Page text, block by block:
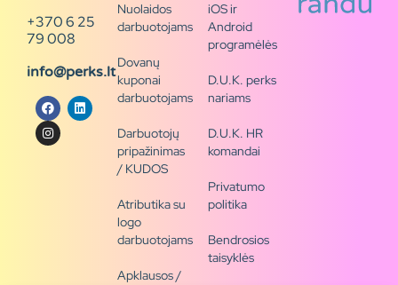
+370 6 25
79 008
info@perks.lt
Nuolaidos
darbuotojams
Dovanų
kuponai
darbuotojams
Darbuotojų
pripažinimas
/ KUDOS
Atributika su
logo
darbuotojams
Apklausos /
iOS ir
Android
programėlės
D.U.K. perks
nariams
D.U.K. HR
komandai
Privatumo
politika
Bendrosios
taisyklės